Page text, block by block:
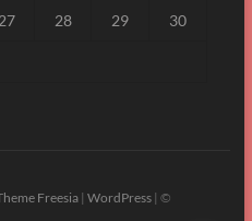
27 28 29 30
Freesia| WordPress| ©